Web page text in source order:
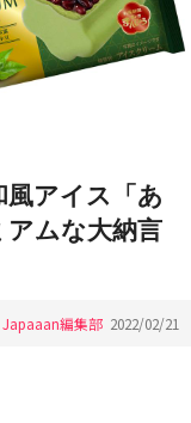
アイス「あ
ムな大納言
Japaaan編集部 2022/02/21